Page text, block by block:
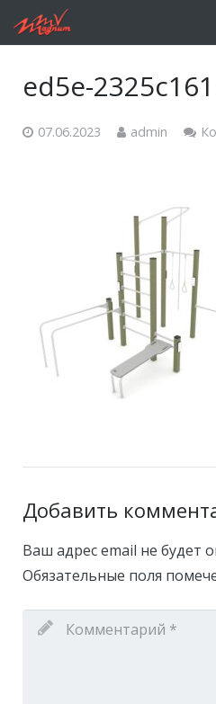
ed5e-
07.06.2023 admin
Добавить
Ваш адрес email не будет
Обязательные поля